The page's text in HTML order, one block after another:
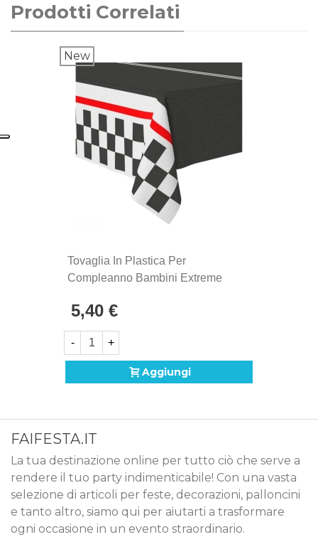
Prodotti Correlati
New
Tovaglia In Plastica Per
Compleanno Bambini Extreme
5,40 €
- +
Aggiungi
FAIFESTA.IT
La tua destinazione online per tutto ciò che serve a
rendere il tuo party indimenticabile! Con una vasta
selezione di articoli per feste, decorazioni, palloncini
e tanto altro, siamo qui per aiutarti a trasformare
ogni occasione in un evento straordinario.